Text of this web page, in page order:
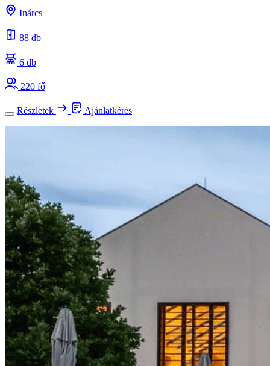
Inárcs
88 db
6 db
220 fő
Részletek Ajánlatkérés